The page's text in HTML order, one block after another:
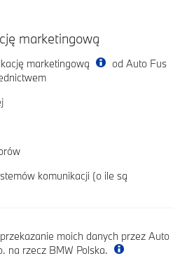
marketingową
marketingową
od Auto Fus
komunikacji (o ile są
moich danych przez Auto
na rzecz BMW Polska.